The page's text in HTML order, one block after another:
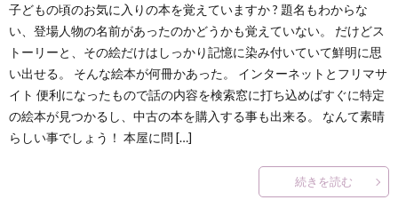
て
？
子どもの頃のお気に入りの本を覚えていますか ? 題名もわからな
い、登場人物の名前があったのかどうかも覚えていない。 だけどス
トーリーと、その絵だけはしっかり記憶に染み付いていて鮮明に思
い出せる。 そんな絵本が何冊かあった。 インターネットとフリマサ
イト 便利になったもので話の内容を検索窓に打ち込めばすぐに特定
の絵本が見つかるし、中古の本を購入する事も出来る。 なんて素晴
らしい事でしょう！ 本屋に問 […]
続きを読む